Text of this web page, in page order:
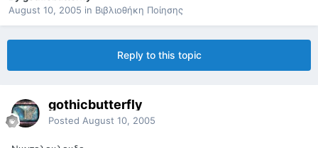
August 10, 2005 in Βιβλιοθήκη Ποίησης
Reply to this topic
gothicbutterfly
Posted August 10, 2005